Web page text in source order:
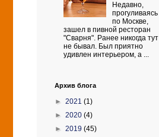
Недавно,
прогуливаясь
по Москве,
зашел в пивной ресторан
"Сварня". Ранее никогда тут
не бывал. Был приятно
удивлен интерьером, а ...
Архив блога
► 2021 (1)
► 2020 (4)
► 2019 (45)